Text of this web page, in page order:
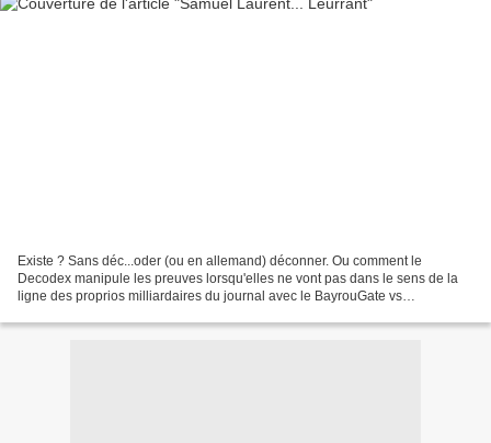
Existe ? Sans déc...oder (ou en allemand) déconner. Ou comment le
Decodex manipule les preuves lorsqu'elles ne vont pas dans le sens de la
ligne des proprios milliardaires du journal avec le BayrouGate vs